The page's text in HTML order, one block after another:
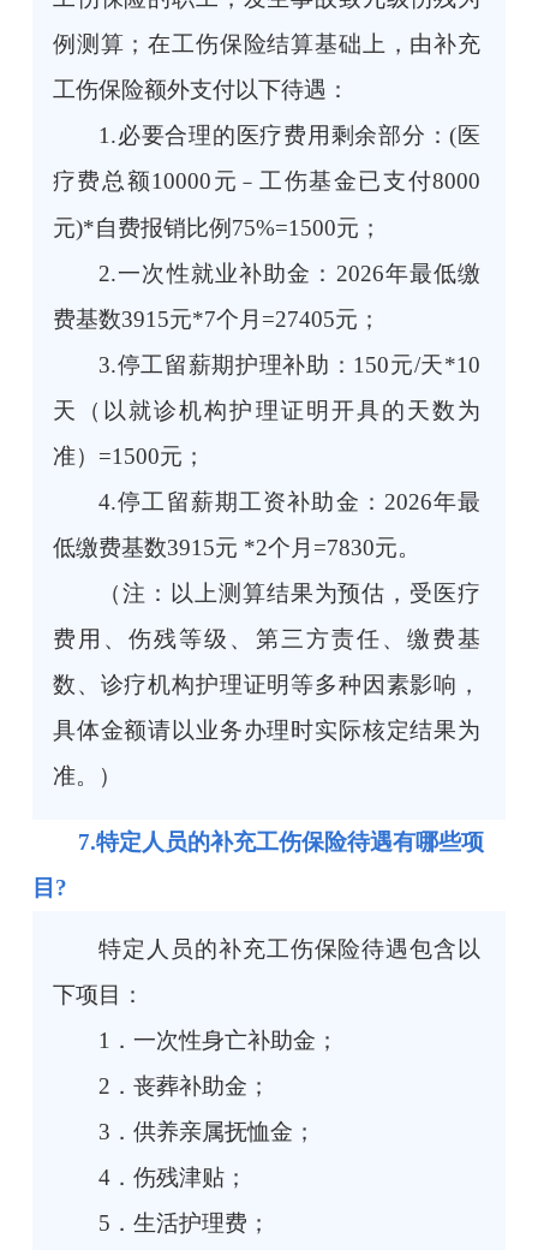
例测算；在工伤保险结算基础上，由补充
工伤保险额外支付以下待遇：
1.必要合理的医疗费用剩余部分：(医
疗费总额10000元 － 工伤基金已支付8000
元)*自费报销比例75%=1500元；
2.一次性就业补助金：2026年最低缴
费基数3915元*7个月=27405元；
3.停工留薪期护理补助：150元/天*10
天（以就诊机构护理证明开具的天数为
准）=1500元；
4.停工留薪期工资补助金：2026年最
低缴费基数3915元 *2个月=7830元。
（注：以上测算结果为预估，受医疗
费用、伤残等级、第三方责任、缴费基
数、诊疗机构护理证明等多种因素影响，
具体金额请以业务办理时实际核定结果为
准。）
7.特定人员的补充工伤保险待遇有哪些项
目?
特定人员的补充工伤保险待遇包含以
下项目：
1．一次性身亡补助金；
2．丧葬补助金；
3．供养亲属抚恤金；
4．伤残津贴；
5．生活护理费；